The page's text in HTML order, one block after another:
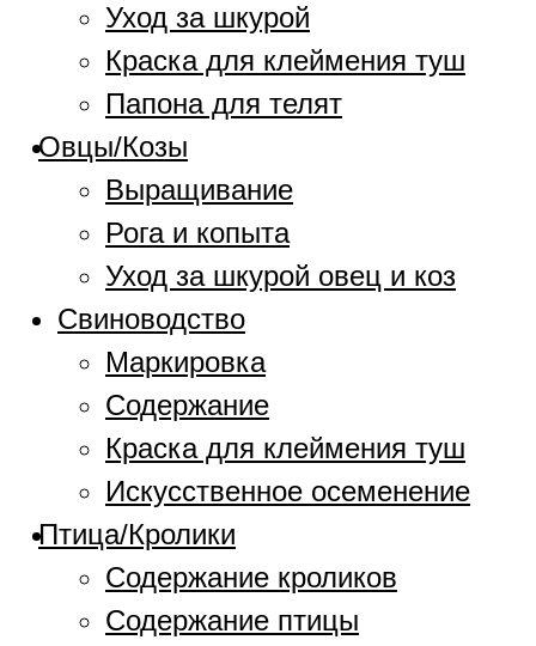
Уход за шкурой
Краска для клеймения туш
Папона для телят
Овцы/Козы
Выращивание
Рога и копыта
Уход за шкурой овец и коз
Свиноводство
Маркировка
Содержание
Краска для клеймения туш
Искусственное осеменение
Птица/Кролики
Содержание кроликов
Содержание птицы